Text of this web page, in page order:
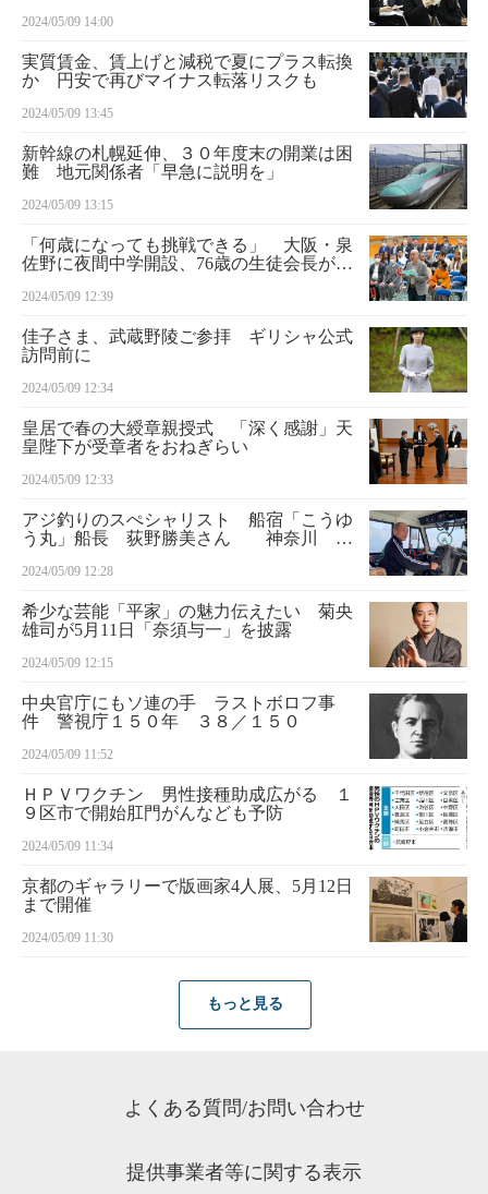
2024/05/09 14:00
実質賃金、賃上げと減税で夏にプラス転換
か 円安で再びマイナス転落リスクも
2024/05/09 13:45
新幹線の札幌延伸、３０年度末の開業は困
難 地元関係者「早急に説明を」
2024/05/09 13:15
「何歳になっても挑戦できる」 大阪・泉
佐野に夜間中学開設、76歳の生徒会長がか
2024/05/09 12:39
佳子さま、武蔵野陵ご参拝 ギリシャ公式
訪問前に
2024/05/09 12:34
皇居で春の大綬章親授式 「深く感謝」天
皇陛下が受章者をおねぎらい
2024/05/09 12:33
アジ釣りのスぺシャリスト 船宿「こうゆ
う丸」船長 荻野勝美さん 神奈川 お
2024/05/09 12:28
希少な芸能「平家」の魅力伝えたい 菊央
雄司が5月11日「奈須与一」を披露
2024/05/09 12:15
中央官庁にもソ連の手 ラストボロフ事
件 警視庁１５０年 ３８／１５０
2024/05/09 11:52
ＨＰＶワクチン 男性接種助成広がる １
９区市で開始肛門がんなども予防
2024/05/09 11:34
京都のギャラリーで版画家4人展、5月12日
まで開催
2024/05/09 11:30
もっと見る
よくある質問/お問い合わせ
提供事業者等に関する表示